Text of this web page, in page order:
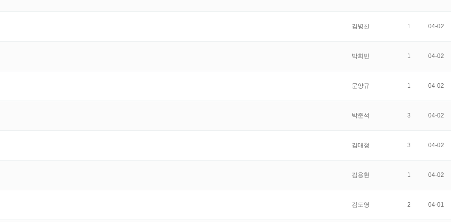
김병찬 1 04-02
박희빈 1 04-02
문양규 1 04-02
박준석 3 04-02
김대청 3 04-02
김용현 1 04-02
김도영 2 04-01